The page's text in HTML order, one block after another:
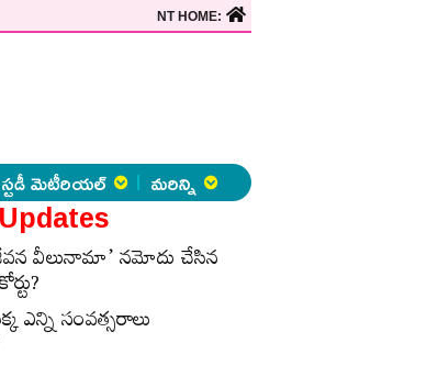
NT HOME:
స్టడీ మెటీరియల్ మరిన్ని
వీలునామా’ నమోదు చేసిన
ఎన్ని సంవత్సరాలు